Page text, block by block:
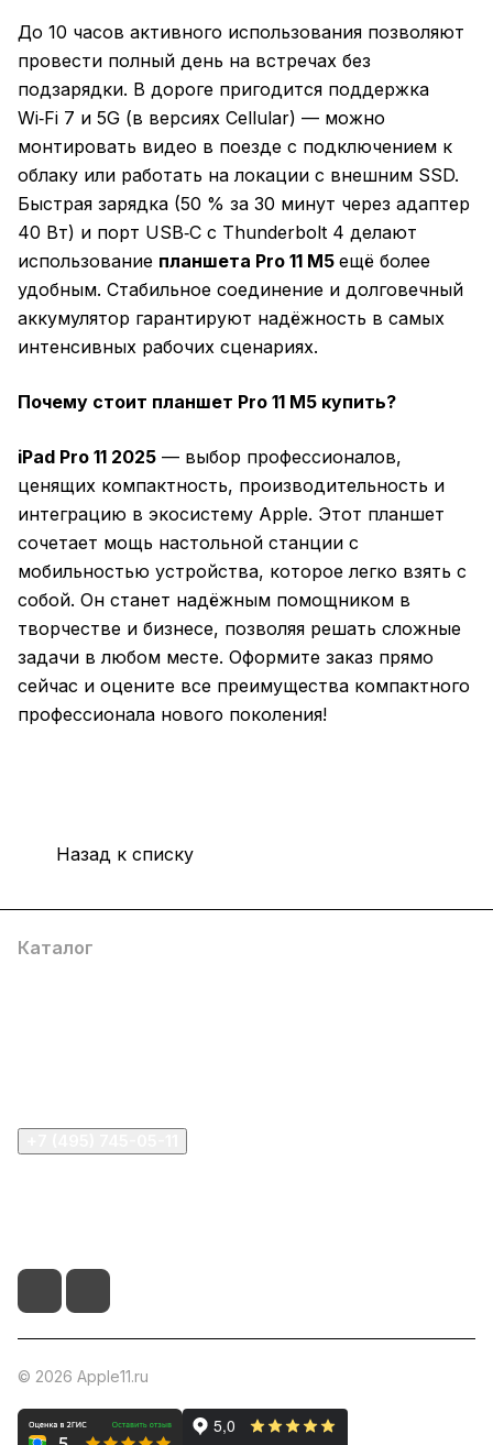
До 10 часов активного использования позволяют
провести полный день на встречах без
подзарядки. В дороге пригодится поддержка
Wi‑Fi 7 и 5G (в версиях Cellular) — можно
монтировать видео в поезде с подключением к
облаку или работать на локации с внешним SSD.
Быстрая зарядка (50 % за 30 минут через адаптер
40 Вт) и порт USB‑C с Thunderbolt 4 делают
использование планшета Pro 11 M5 ещё более
удобным. Стабильное соединение и долговечный
аккумулятор гарантируют надёжность в самых
интенсивных рабочих сценариях.
Почему стоит планшет Pro 11 M5 купить?
iPad Pro 11 2025 — выбор профессионалов,
ценящих компактность, производительность и
интеграцию в экосистему Apple. Этот планшет
сочетает мощь настольной станции с
мобильностью устройства, которое легко взять с
собой. Он станет надёжным помощником в
творчестве и бизнесе, позволяя решать сложные
задачи в любом месте. Оформите заказ прямо
сейчас и оцените все преимущества компактного
профессионала нового поколения!
Назад к списку
Каталог
© 2026 Apple11.ru